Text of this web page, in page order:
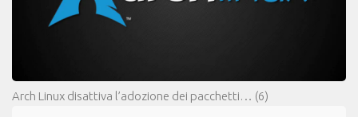
Arch Linux disattiva l’adozione dei pacchetti… (6)